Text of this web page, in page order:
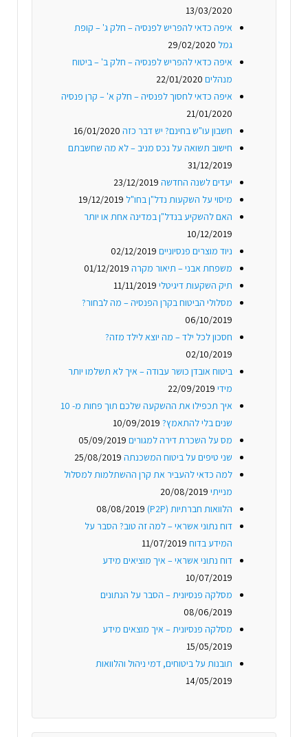
13/03/2020
איפה כדאי להפריש לפנסיה – חלק ג' – קופת
גמל 29/02/2020
איפה כדאי להפריש לפנסיה – חלק ב' – ביטוח
מנהלים 22/01/2020
איפה כדאי לחסוך לפנסיה – חלק א' – קרן פנסיה
21/01/2020
חשבון עו"ש בחינם? יש דבר כזה 16/01/2020
חישוב תשואה על נכס מניב – לא מה שחשבתם
31/12/2019
יעדים לשנה החדשה 23/12/2019
מיסוי על השקעות נדל"ן בחו"ל 19/12/2019
האם להשקיע בנדל"ן במדינה אחת או יותר
10/12/2019
ניוד מוצרים פנסיוניים 02/12/2019
משפחת אבני – תיאור מקרה 01/12/2019
תיק השקעות דיגיטלי 11/11/2019
מסלולי הביטוח בקרן הפנסיה – מה לבחור?
06/10/2019
חסכון לכל ילד – מה יוצא לילד מזה?
02/10/2019
ביטוח אובדן כושר עבודה – איך לא תשלמו יותר
מידי 22/09/2019
איך תכפילו את ההשקעה שלכם תוך פחות מ- 10
שנים בלי להתאמץ? 10/09/2019
מס על השכרת דירה למגורים 05/09/2019
שני טיפים על ביטוח המשכנתה 25/08/2019
למה כדאי להעביר את קרן ההשתלמות למסלול
מנייתי 20/08/2019
הלוואות חברתיות (P2P)
08/08/2019
דוח נתוני אשראי – למה זה טוב? הסבר על
המידע בדוח 11/07/2019
דוח נתוני אשראי – איך מוציאים מידע
10/07/2019
מסלקה פנסיונית – הסבר על הנתונים
08/06/2019
מסלקה פנסיונית – איך מוצאים מידע
15/05/2019
תובנות על ביטוחים, דמי ניהול והלוואות
14/05/2019